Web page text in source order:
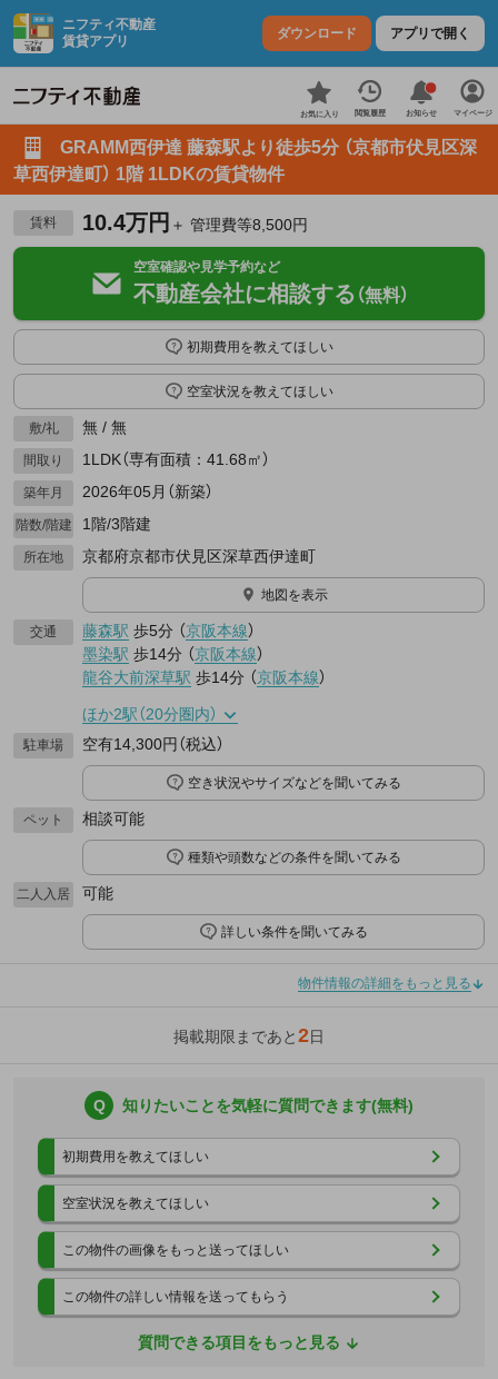
ニフティ不動産
賃貸アプリ
ダウンロード アプリで開く
お気に入り 閲覧履歴 お知らせ マイページ
GRAMM西伊達 藤森駅より徒歩5分 （京都市伏見区深
草西伊達町） 1階 1LDKの賃貸物件
賃料 10.4万円 ＋ 管理費等8,500円
空室確認や見学予約など
不動産会社に相談する （無料）
初期費用を教えてほしい
空室状況を教えてほしい
敷/礼 無 / 無
間取り 1LDK（専有面積：41.68㎡）
築年月 2026年05月（新築）
階数/階建 1階/3階建
所在地 京都府京都市伏見区深草西伊達町
地図を表示
交通 藤森駅 歩5分 （京阪本線）
墨染駅 歩14分 （京阪本線）
龍谷大前深草駅 歩14分 （京阪本線）
ほか2駅（20分圏内）
駐車場 空有14,300円（税込）
空き状況やサイズなどを聞いてみる
ペット 相談可能
種類や頭数などの条件を聞いてみる
二人入居 可能
詳しい条件を聞いてみる
物件情報の詳細をもっと見る
掲載期限まであと2日
Q 知りたいことを気軽に質問できます(無料)
初期費用を教えてほしい
空室状況を教えてほしい
この物件の画像をもっと送ってほしい
この物件の詳しい情報を送ってもらう
質問できる項目をもっと見る